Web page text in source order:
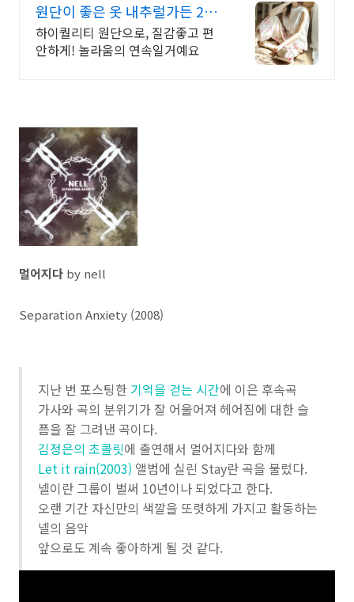
원단이 좋은 옷 내추럴가든 25
만명의 선택!
하이퀄리티 원단으로, 질감좋고 편
안하게! 놀라움의 연속일거예요
멀어지다 by nell
Separation Anxiety (2008)
지난 번 포스팅한 기억을 걷는 시간에 이은 후속곡
가사와 곡의 분위기가 잘 어울어져 헤어짐에 대한 슬
픔을 잘 그려낸 곡이다.
김정은의 초콜릿에 출연해서 멀어지다와 함께
Let it rain(2003) 앨범에 실린 Stay란 곡을 불렀다.
넬이란 그룹이 벌써 10년이나 되었다고 한다.
오랜 기간 자신만의 색깔을 또렷하게 가지고 활동하는
넬의 음악
앞으로도 계속 좋아하게 될 것 같다.